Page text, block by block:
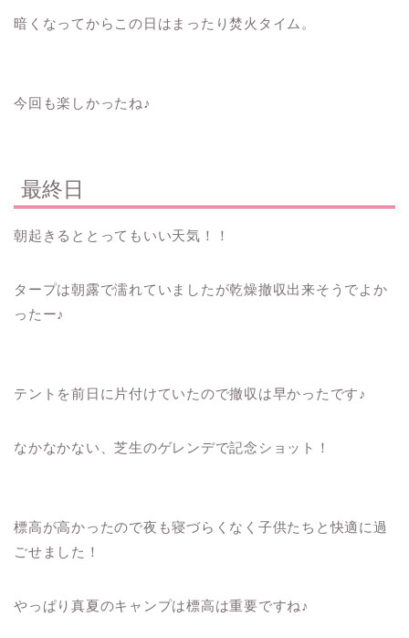
暗くなってからこの日はまったり焚火タイム。
今回も楽しかったね♪
最終日
朝起きるととってもいい天気！！
タープは朝露で濡れていましたが乾燥撤収出来そうでよか
ったー♪
テントを前日に片付けていたので撤収は早かったです♪
なかなかない、芝生のゲレンデで記念ショット！
標高が高かったので夜も寝づらくなく子供たちと快適に過
ごせました！
やっぱり真夏のキャンプは標高は重要ですね♪